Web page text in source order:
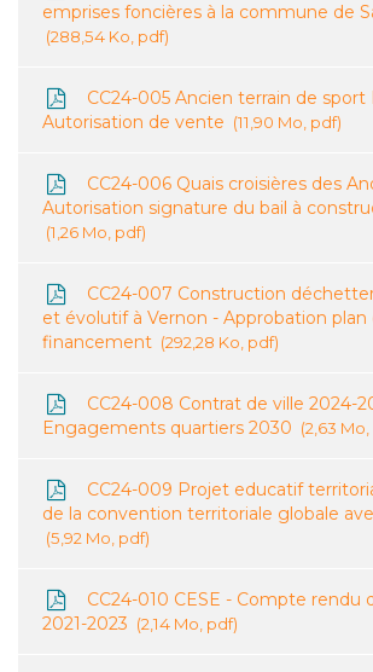
emprises foncières à la commune de
288,54 Ko, pdf
CC24-005 Ancien terrain de sport
Autorisation de vente
11,90 Mo, pdf
CC24-006 Quais croisières des
Autorisation signature du bail à
1,26 Mo, pdf
CC24-007 Construction
et évolutif à Vernon - Approbation plan
financement
292,28 Ko, pdf
CC24-008 Contrat de ville 2024-
Engagements quartiers 2030
2,63
CC24-009 Projet educatif
de la convention territoriale globale
5,92 Mo, pdf
CC24-010 CESE - Compte rendu
2021-2023
2,14 Mo, pdf